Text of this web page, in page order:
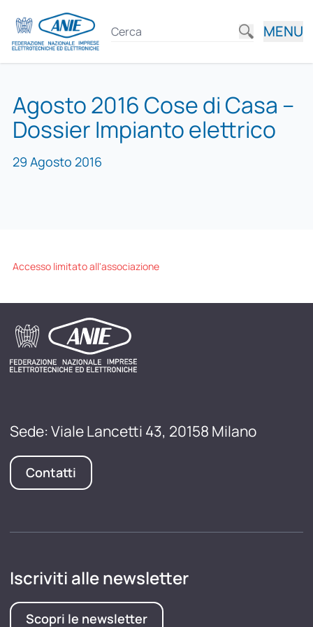
MENU
Agosto 2016 Cose di Casa –
Dossier Impianto elettrico
29 Agosto 2016
Accesso limitato all'associazione
Sede: Viale Lancetti 43, 20158 Milano
Contatti
Iscriviti alle newsletter
Scopri le newsletter